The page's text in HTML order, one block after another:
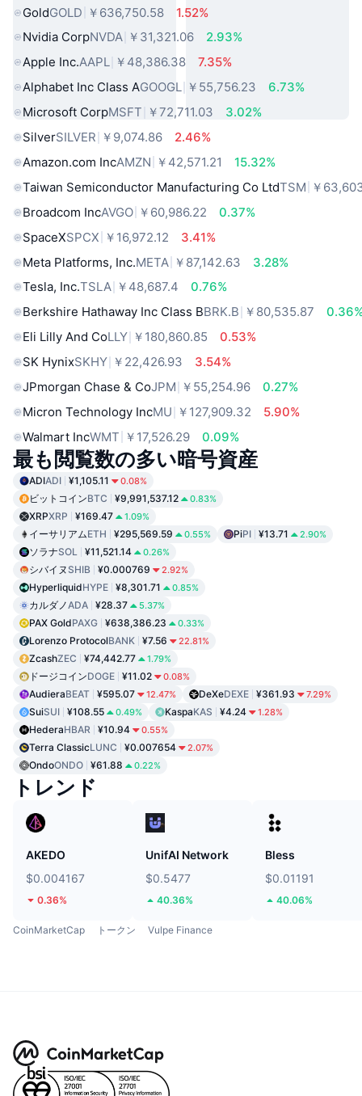
GoldGOLD ￥636,750.58
1.52%
Nvidia CorpNVDA ￥31,321.06
2.93%
Apple Inc.AAPL ￥48,386.38
7.35%
Alphabet Inc Class AGOOGL ￥55,756.23
6.73%
Microsoft CorpMSFT ￥72,711.03
3.02%
SilverSILVER ￥9,074.86
2.46%
Amazon.com IncAMZN ￥42,571.21
15.32%
Taiwan Semiconductor Manufacturing Co LtdTSM ￥
Broadcom IncAVGO ￥60,986.22
0.37%
SpaceXSPCX ￥16,972.12
3.41%
Meta Platforms, Inc.META ￥87,142.63
3.28%
Tesla, Inc.TSLA ￥48,687.4
0.76%
Berkshire Hathaway Inc Class BBRK.B ￥80,535.87
Eli Lilly And CoLLY ￥180,860.85
0.53%
SK HynixSKHY ￥22,426.93
3.54%
JPmorgan Chase & CoJPM ￥55,254.96
0.27%
Micron Technology IncMU ￥127,909.32
5.90%
Walmart IncWMT ￥17,526.29 0.09%
最も閲覧数の多い暗号資産
ADIADI ¥1,105.11 0.08%
ビットコインBTC ¥9,991,537.12 0.83%
XRPXRP ¥169.47 1.09%
イーサリアムETH ¥295,569.59 0.55% PiPI ¥13.71 2.90%
ソラナSOL ¥11,521.14 0.26%
シバイヌ SHIB ¥0.000769 2.92%
HyperliquidHYPE ¥8,301.71 0.85%
カルダノADA ¥28.37 5.37%
PAX GoldPAXG ¥638,386.23 0.33%
Lorenzo ProtocolBANK ¥7.56 22.81%
ZcashZEC ¥74,442.77 1.79%
ドージコインDOGE ¥11.02 0.08%
AudieraBEAT ¥595.07 12.47% DeXeDEXE ¥361.93 7.29%
SuiSUI ¥108.55 0.49% KaspaKAS ¥4.24 1.28%
HederaHBAR ¥10.94 0.55%
Terra ClassicLUNC ¥0.007654 2.07%
OndoONDO ¥61.88 0.22%
トレンド
AKEDO
$0.004167
0.36%
UnifAI Network
$0.5477
40.36%
Bless
$0.01191
40.06%
CoinMarketCap トークン Vulpe Finance